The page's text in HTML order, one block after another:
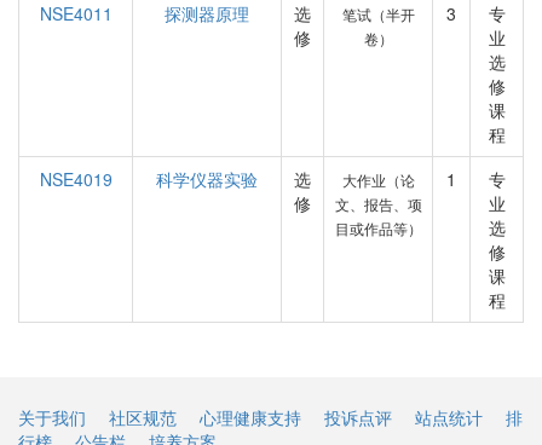
NSE4011
探测器原理
选
修
笔试（半开
卷）
3
专
业
选
修
课
程
NSE4019
科学仪器实验
选
修
大作业（论
文、报告、项
目或作品等）
1
专
业
选
修
课
程
关于我们 社区规范 心理健康支持 投诉点评 站点统计
排